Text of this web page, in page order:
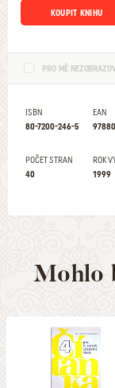
KOUPIT KNIHU
PRO MĚ
ISBN
80-7200-246-5
EAN
POČET STRAN
40
ROK
1999
Mohlo